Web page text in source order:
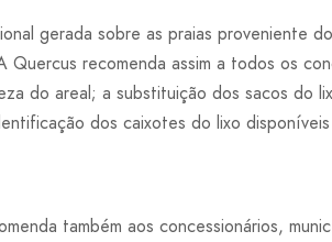
gerada sobre as praias proveniente
Quercus recomenda assim a todos os
do areal; a substituição dos sacos do
dos caixotes do lixo
também aos concessionários,